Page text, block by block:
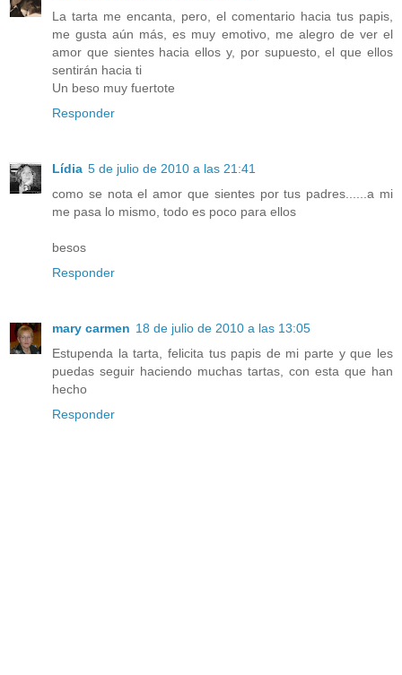
La tarta me encanta, pero, el comentario hacia tus papis,
me gusta aún más, es muy emotivo, me alegro de ver el
amor que sientes hacia ellos y, por supuesto, el que ellos
sentirán hacia ti
Un beso muy fuertote
Responder
Lídia 5 de julio de 2010 a las 21:41
como se nota el amor que sientes por tus padres......a mi
me pasa lo mismo, todo es poco para ellos
besos
Responder
mary carmen 18 de julio de 2010 a las 13:05
Estupenda la tarta, felicita tus papis de mi parte y que les
puedas seguir haciendo muchas tartas, con esta que han
hecho
Responder